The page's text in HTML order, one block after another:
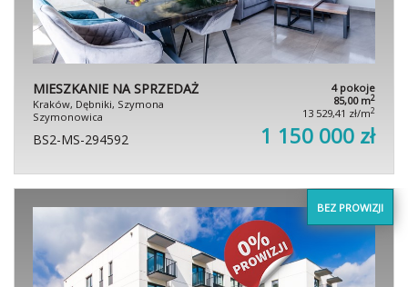
MIESZKANIE NA SPRZEDAŻ
Kraków, Dębniki, Szymona
Szymonowica
4 pokoje
85,00 m2
13 529,41 zł/m2
BS2-MS-294592 1 150 000 zł
BEZ PROWIZJI